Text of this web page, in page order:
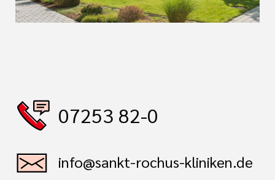
07253 82-0
info@sankt-rochus-kliniken.de